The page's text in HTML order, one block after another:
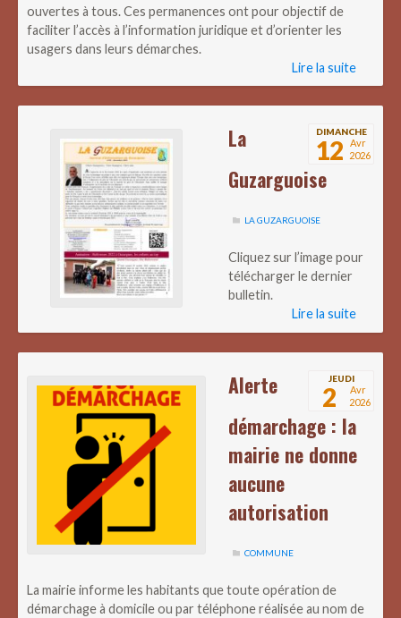
ouvertes à tous. Ces permanences ont pour objectif de
faciliter l’accès à l’information juridique et d’orienter les
usagers dans leurs démarches.
Lire la suite
DIMANCHE
12
Avr
2026
La
Guzarguoise
LA GUZARGUOISE
Cliquez sur l’image pour
télécharger le dernier
bulletin.
Lire la suite
JEUDI
2
Avr
2026
Alerte
démarchage : la
mairie ne donne
aucune
autorisation
COMMUNE
La mairie informe les habitants que toute opération de
démarchage à domicile ou par téléphone réalisée au nom de